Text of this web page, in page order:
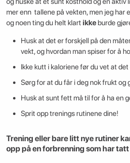
mer enn tallene på vekten, men jeg har
og noen ting du helt klart ikke burde
Husk at det er forskjell på den
vekt, og hvordan man spiser for å
Ikke kutt i kaloriene før du vet at
Sørg for at du får i deg nok frukt og
Husk at sunt fett må til for å ha en
Sprit opp trenings rutinene dine!
Trening eller bare litt nye rutiner
opp på en forbrenning som har